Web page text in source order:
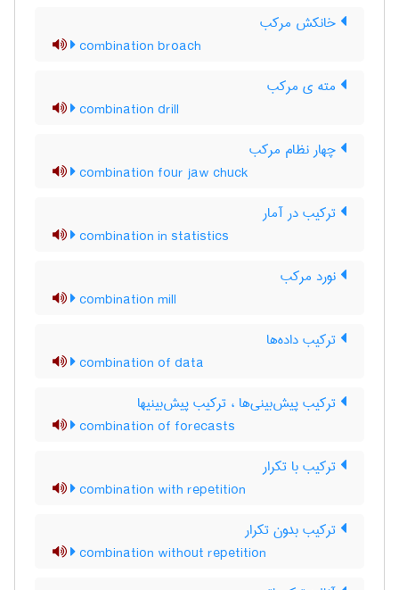
خانکش مرکب
combination broach
مته ی مرکب
combination drill
چهار نظام مرکب
combination four jaw chuck
ترکیب در آمار
combination in statistics
نورد مرکب
combination mill
ترکیب داده‌ها
combination of data
ترکیب پیش‌بینی‌ها ، ترکیب پیش‌بینیها
combination of forecasts
ترکیب با تکرار
combination with repetition
ترکیب بدون تکرار
combination without repetition